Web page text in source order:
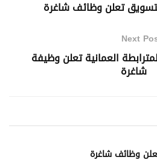
تعلن وظائف شاغرة
Next
العمانية تعلن وظيفة
شاغرة